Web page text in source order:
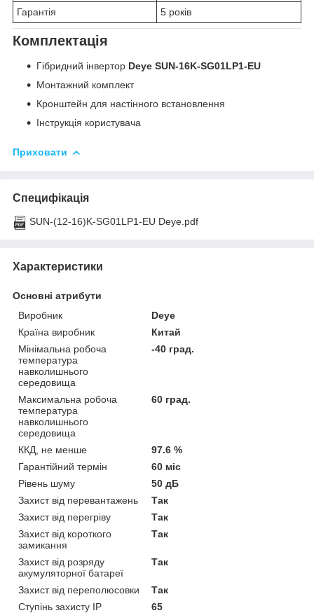
Гарантія 5 років
Комплектація
Гібридний інвертор Deye SUN-16K-SG01LP1-EU
Монтажний комплект
Кронштейн для настінного встановлення
Інструкція користувача
Приховати
Специфікація
SUN-(12-16)K-SG01LP1-EU Deye.pdf
Характеристики
Основні атрибути
Виробник
Deye
Країна виробник
Китай
Мінімальна робоча
температура
навколишнього
середовища
-40 град.
Максимальна робоча
температура
навколишнього
середовища
60 град.
ККД, не менше
97.6 %
Гарантійний термін
60 міс
Рівень шуму
50 дБ
Захист від перевантажень
Так
Захист від перегріву
Так
Захист від короткого
замикання
Так
Захист від розряду
акумуляторної батареї
Так
Захист від переполюсовки
Так
Ступінь захисту IP
65